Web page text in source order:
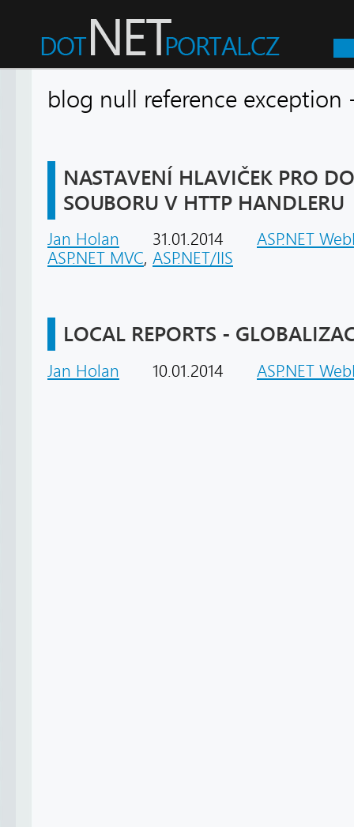
blog null reference
NASTAVENÍ HLAVIČEK PRO
SOUBORU V HTTP HANDLERU
Jan Holan 31.01.2014
ASP.NET
ASP.NET MVC, ASP.NET/IIS
LOCAL REPORTS -
Jan Holan 10.01.2014 ASP.NET